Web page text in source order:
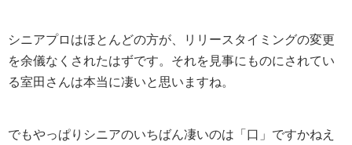
シニアプロはほとんどの方が、リリースタイミングの変更
を余儀なくされたはずです。それを見事にものにされてい
る室田さんは本当に凄いと思いますね。
でもやっぱりシニアのいちばん凄いのは「口」ですかねえ